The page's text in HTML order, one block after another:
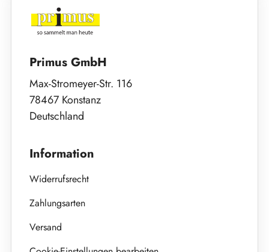
Primus GmbH
Max-Stromeyer-Str. 116
78467 Konstanz
Deutschland
Information
Widerrufsrecht
Zahlungsarten
Versand